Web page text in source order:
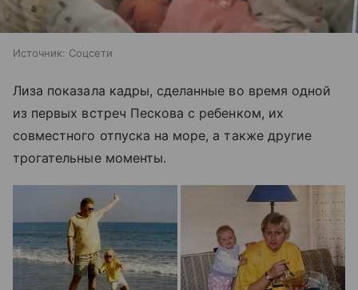
Источник: Соцсети
Лиза показала кадры, сделанные во время одной
из первых встреч Пескова с ребенком, их
совместного отпуска на море, а также другие
трогательные моменты.